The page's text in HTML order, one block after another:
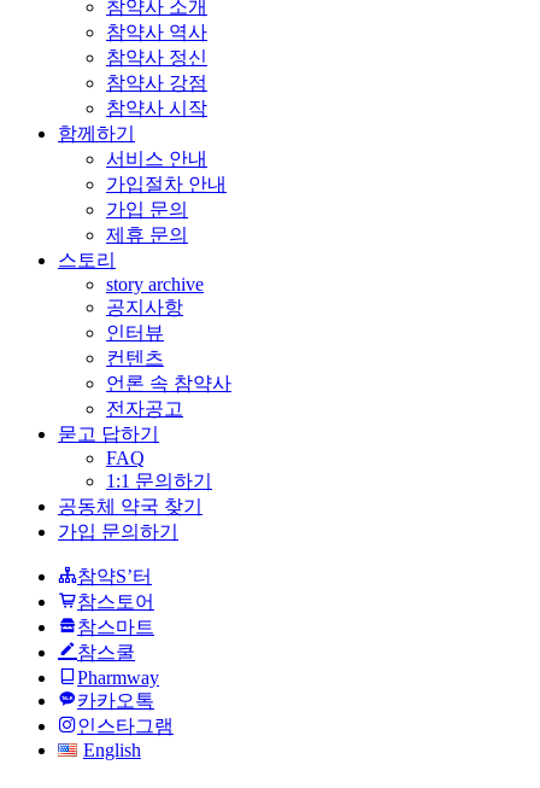
참약사 소개
참약사 역사
참약사 정신
참약사 강점
참약사 시작
함께하기
서비스 안내
가입절차 안내
가입 문의
제휴 문의
스토리
story archive
공지사항
인터뷰
컨텐츠
언론 속 참약사
전자공고
묻고 답하기
FAQ
1:1 문의하기
공동체 약국 찾기
가입 문의하기
참약S’터
참스토어
참스마트
참스쿨
Pharmway
카카오톡
인스타그램
English